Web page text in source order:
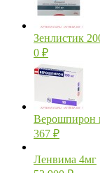
Зенлистик
0 ₽
Верошпирон
367 ₽
Ленвима 4мг